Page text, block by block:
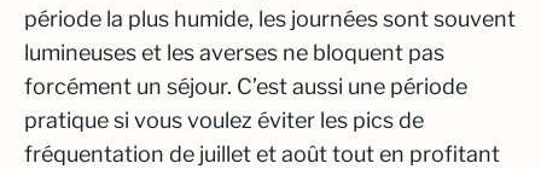
période la plus humide, les journées sont souvent
lumineuses et les averses ne bloquent pas
forcément un séjour. C’est aussi une période
pratique si vous voulez éviter les pics de
fréquentation de juillet et août tout en profitant